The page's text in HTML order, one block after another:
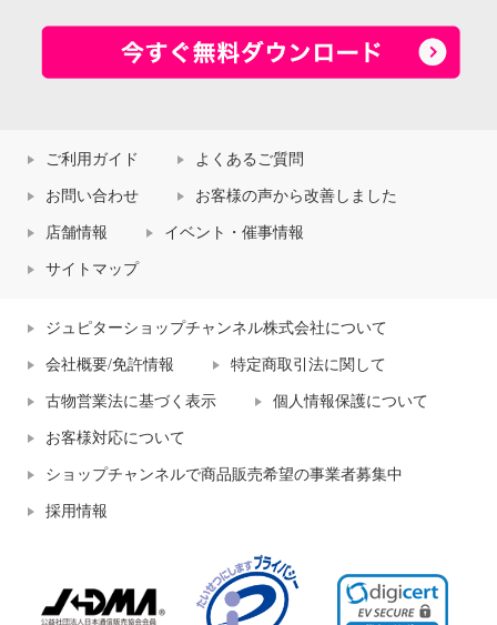
ご利用ガイド よくあるご質問
お問い合わせ お客様の声から改善しました
店舗情報 イベント・催事情報
サイトマップ
ジュピターショップチャンネル株式会社について
会社概要/免許情報 特定商取引法に関して
古物営業法に基づく表示 個人情報保護について
お客様対応について
ショップチャンネルで商品販売希望の事業者募集中
採用情報